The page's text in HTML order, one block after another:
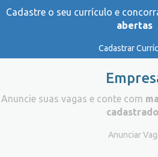
Cadastre o seu currículo e
abertas
Cadastrar
Anuncie suas vagas e conte com
Anunciar